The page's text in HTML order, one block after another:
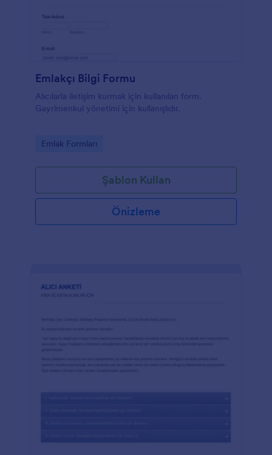
Emlakçı Bilgi Formu
Alıcılarla iletişim kurmak için kullanılan form.
Gayrimenkul yönetimi için kullanışlıdır.
Go to Category:
Emlak Formları
Şablon Kullan
Önizleme